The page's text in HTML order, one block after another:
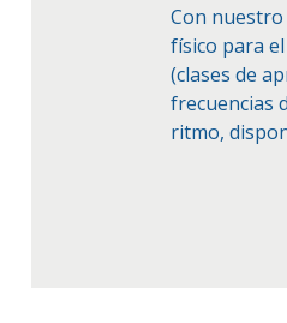
Con nuestro
físico para
(clases de
frecuencias
ritmo,